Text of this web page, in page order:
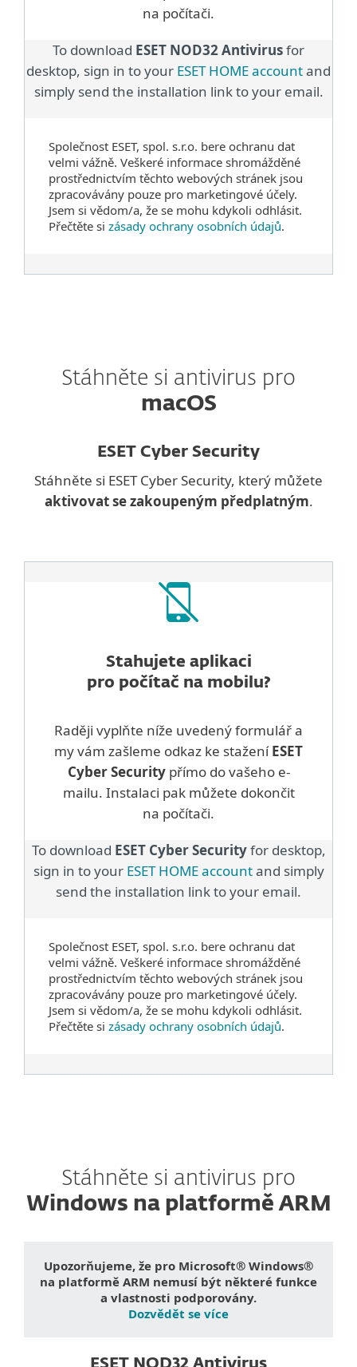
na počítači.
To download ESET NOD32 Antivirusfor
desktop, sign in to your ESET HOME accountand
simply send the installation link to your email.
Společnost ESET, spol. s.r.o. bere ochranu dat
velmi vážně. Veškeré informace shromážděné
prostřednictvím těchto webových stránek jsou
zpracovávány pouze pro marketingové účely.
Jsem si vědom/a, že se mohu kdykoli odhlásit.
Přečtěte si zásady ochrany osobních údajů.
Stáhněte si antivirus pro
macOS
ESET Cyber Security
Stáhněte si ESET Cyber Security, který můžete
aktivovat se zakoupeným předplatným.
Stahujete aplikaci
pro počítač na mobilu?
Raději vyplňte níže uvedený formulář a
my vám zašleme odkaz ke staženíESET
Cyber Securitypřímo do vašeho e-
mailu. Instalaci pak můžete dokončit
na počítači.
To download ESET Cyber Securityfor desktop,
sign in to your ESET HOME accountand simply
send the installation link to your email.
Společnost ESET, spol. s.r.o. bere ochranu dat
velmi vážně. Veškeré informace shromážděné
prostřednictvím těchto webových stránek jsou
zpracovávány pouze pro marketingové účely.
Jsem si vědom/a, že se mohu kdykoli odhlásit.
Přečtěte si zásady ochrany osobních údajů.
Stáhněte si antivirus pro
Windows na platformě ARM
Upozorňujeme, že pro Microsoft® Windows®
na platformě ARM nemusí být některé funkce
a vlastnosti podporovány.
Dozvědět se více
ESET NOD32 Antivirus